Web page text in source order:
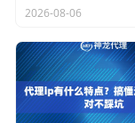
2026-08-06